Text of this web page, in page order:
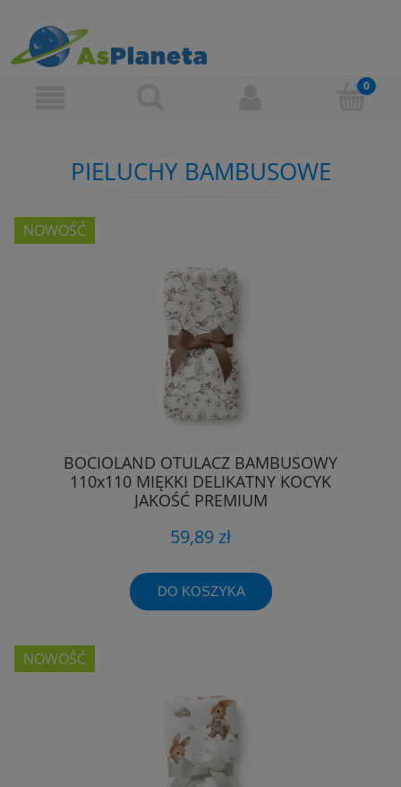
PIELUCHY BAMBUSOWE
BOCIOLAND OTULACZ BAMBUSOWY
110x110 MIĘKKI DELIKATNY KOCYK
JAKOŚĆ PREMIUM
59,89 zł
DO KOSZYKA
NOWOŚĆ
NOWOŚĆ